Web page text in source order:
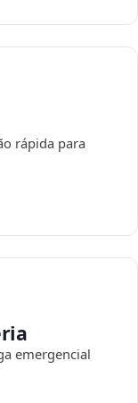
rápida para
emergencial